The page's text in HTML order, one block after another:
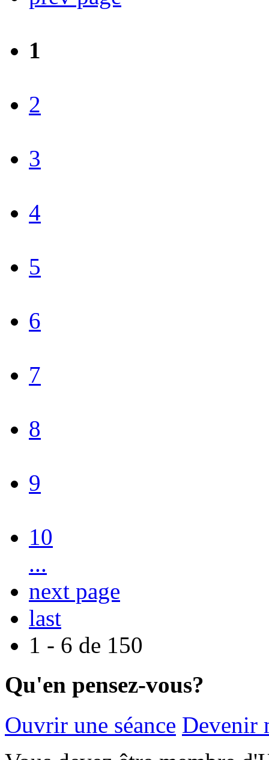
1
2
3
4
5
6
7
8
9
10
...
next page
last
1 - 6 de 150
Qu'en pensez-vous?
Ouvrir une séance Devenir